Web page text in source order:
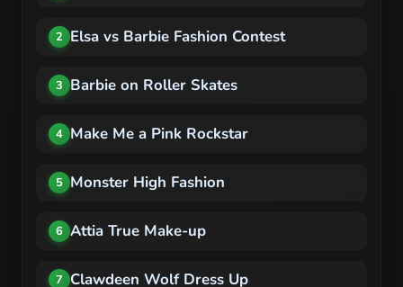
2 Elsa vs Barbie Fashion Contest
3 Barbie on Roller Skates
4 Make Me a Pink Rockstar
5 Monster High Fashion
6 Attia True Make-up
7 Clawdeen Wolf Dress Up